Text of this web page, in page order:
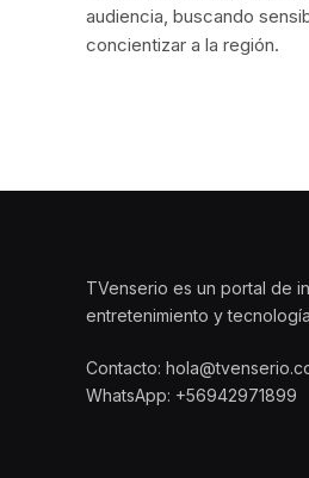
audiencia, buscando
concientizar a la región.
TVenserio es un portal de
entretenimiento y
Contacto:
WhatsApp: +56942971899